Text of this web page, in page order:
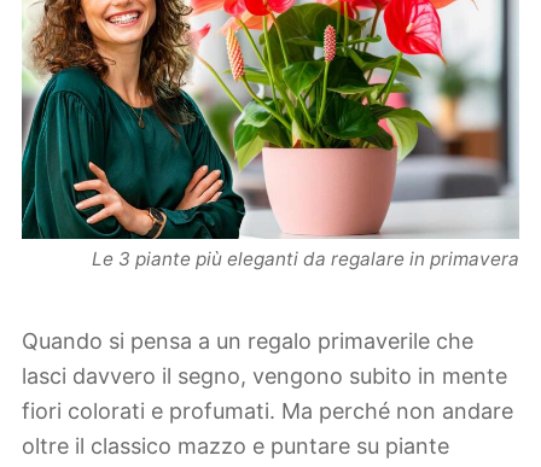
Le 3 piante più eleganti da regalare in primavera
Quando si pensa a un regalo primaverile che
lasci davvero il segno, vengono subito in mente
fiori colorati e profumati. Ma perché non andare
oltre il classico mazzo e puntare su piante